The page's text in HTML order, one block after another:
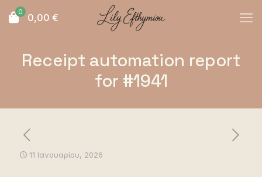
0 0,00 €
Receipt automation report
for #1941
11 Ιανουαρίου, 2026